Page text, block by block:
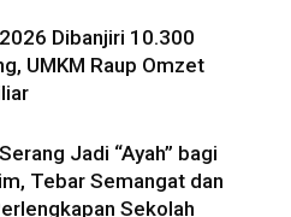
Dibanjiri 10.300
UMKM Raup Omzet
Jadi “Ayah” bagi
Tebar Semangat dan
Sekolah